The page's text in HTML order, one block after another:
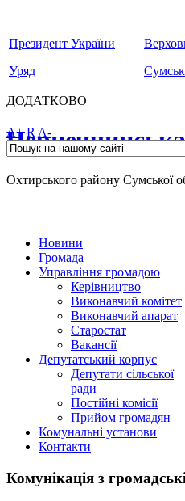
Президент України
Уряд
ДОДАТКОВО
Охтирського району Сумської
A+ RA-
Новини
Громада
Управління громадою
Керівництво
Виконавчий комітет
Виконавчий апарат
Старостат
Вакансії
Депутатський корпус
Депутати сільської
ради
Постійні комісії
Прийом громадян
Комунальні установи
Контакти
Комунікація з